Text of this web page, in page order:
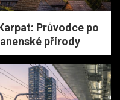
Průvodce po
přírody